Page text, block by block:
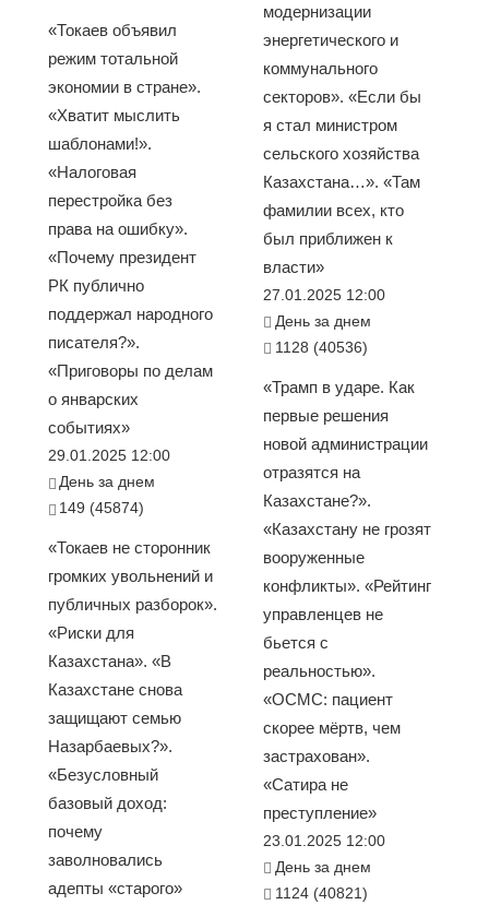
«Токаев объявил
режим тотальной
экономии в стране».
«Хватит мыслить
шаблонами!».
«Налоговая
перестройка без
права на ошибку».
«Почему президент
РК публично
поддержал народного
писателя?».
«Приговоры по делам
о январских
событиях»
29.01.2025 12:00
День за днем
149 (45874)
«Токаев не сторонник
громких увольнений и
публичных разборок».
«Риски для
Казахстана». «В
Казахстане снова
защищают семью
Назарбаевых?».
«Безусловный
базовый доход:
почему
заволновались
адепты «старого»
модернизации
энергетического и
коммунального
секторов». «Если бы
я стал министром
сельского хозяйства
Казахстана…». «Там
фамилии всех, кто
был приближен к
власти»
27.01.2025 12:00
День за днем
1128 (40536)
«Трамп в ударе. Как
первые решения
новой администрации
отразятся на
Казахстане?».
«Казахстану не грозят
вооруженные
конфликты». «Рейтинг
управленцев не
бьется с
реальностью».
«ОСМС: пациент
скорее мёртв, чем
застрахован».
«Сатира не
преступление»
23.01.2025 12:00
День за днем
1124 (40821)